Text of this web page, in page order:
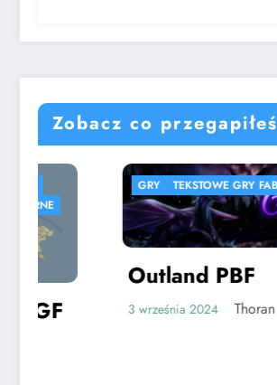
Zobacz co przegapiłeś
TEKSTOWE GRY FABULARNE
Outland PBF
3 września 2024 Thoran